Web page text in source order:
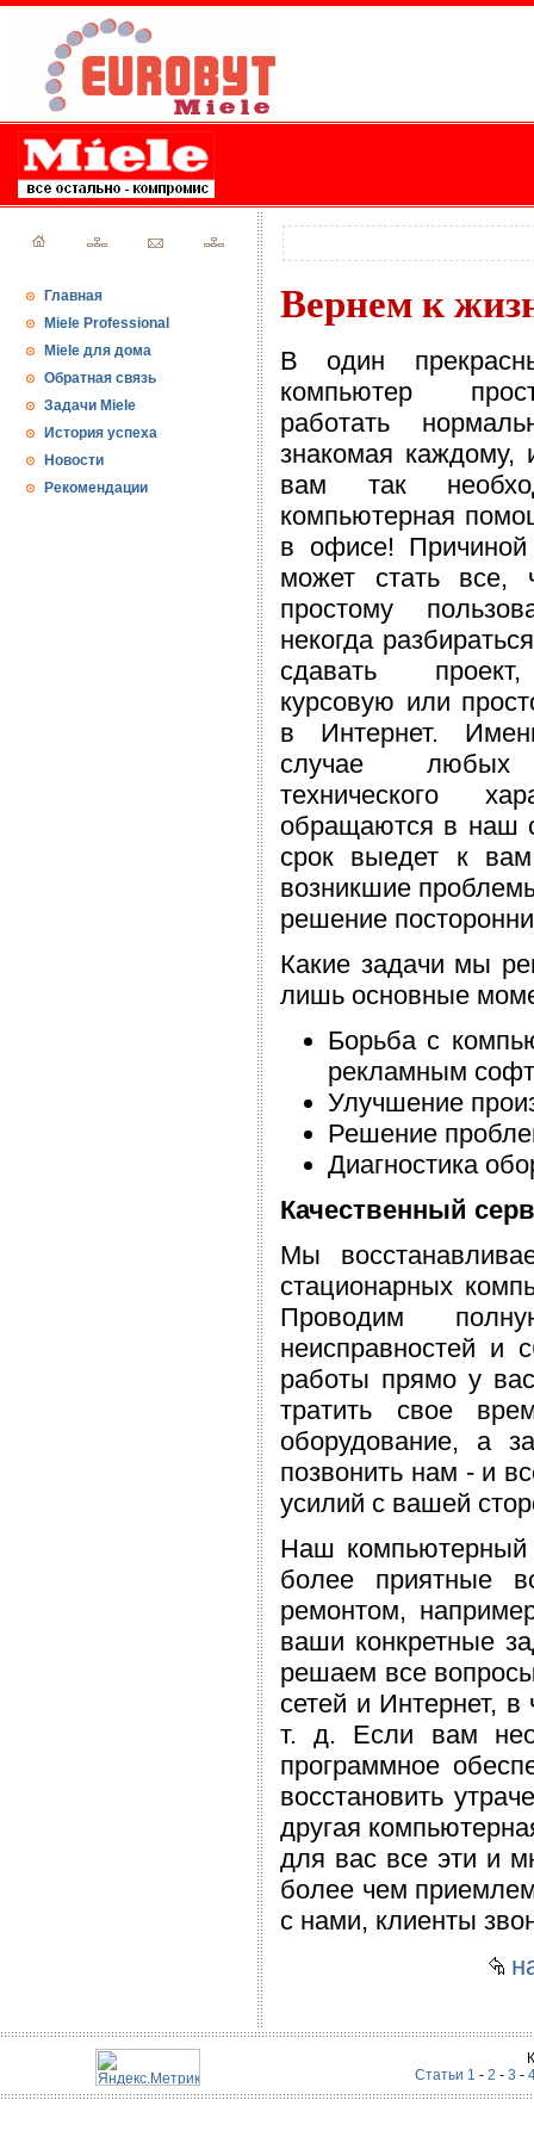
Главная
Miele Professional
Miele для дома
Обратная связь
Задачи Miele
История успеха
Новости
Рекомендации
Вернем к
В один
компьютер
работать
знакомая
вам так
компьютерная
в офисе! Причиной
может стать все,
простому
некогда
сдавать
курсовую или
в Интернет.
случае любых
технического
обращаются в наш
срок выедет к
возникшие
решение
Какие задачи мы
лишь основные
Борьба с
рекламным
Улучшение
Решение
Диагностика
Качественный
Мы
стационарных
Проводим
неисправностей и
работы прямо у
тратить свое
оборудование, а
позвонить нам - и
усилий с вашей
Наш компьютерный
более приятные
ремонтом,
ваши конкретные
решаем все
сетей и Интернет,
т. д. Если вам
программное
восстановить
другая
для вас все эти и
более чем
с нами, клиенты
Статьи 1 - 2 - 3 -